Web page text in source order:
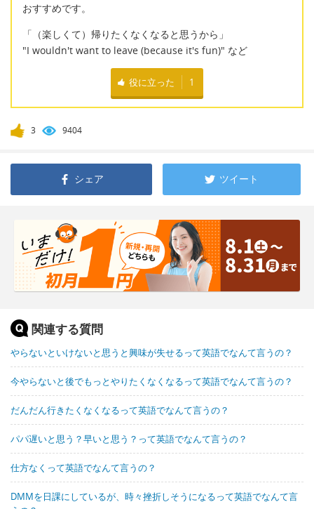
おすすめです。
「（楽しくて）帰りたくなくなると思うから」
"I wouldn't want to leave (because it's fun)" など
役に立った 1
3 9404
シェア ツイート
関連する質問
やらないといけないと思うと興味が失せるって英語でなんて言うの？
今やらないと後でもっとやりたくなくなるって英語でなんて言うの？
だんだん行きたくなくなるって英語でなんて言うの？
パパ遅いと思う？早いと思う？って英語でなんて言うの？
仕方なくって英語でなんて言うの？
DMMを日課にしているが、時々挫折しそうになるって英語でなんて言